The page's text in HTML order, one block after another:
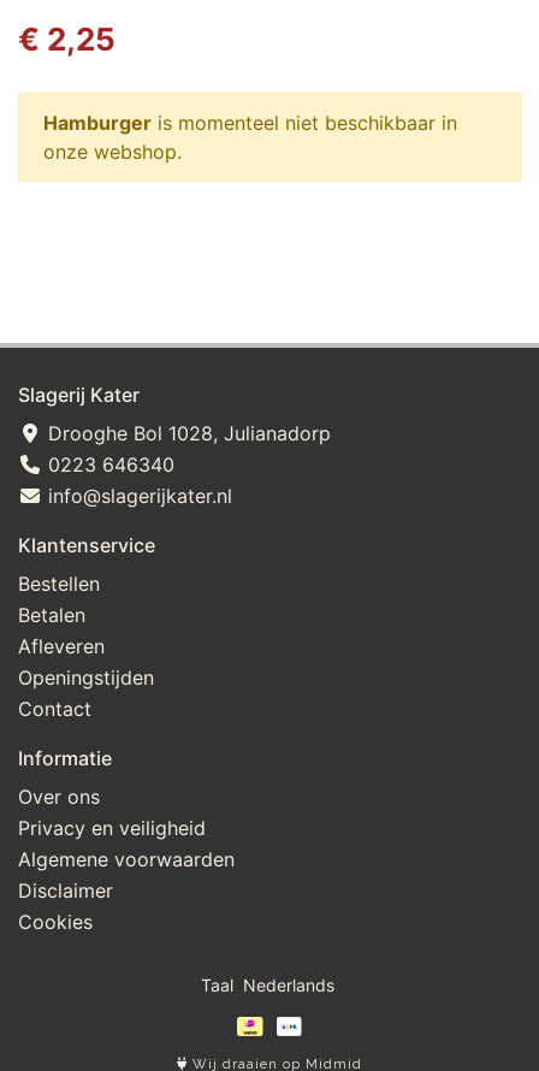
€ 2,25
Hamburger is momenteel niet beschikbaar in
onze webshop.
Slagerij Kater
Drooghe Bol 1028, Julianadorp
0223 646340
info@slagerijkater.nl
Klantenservice
Bestellen
Betalen
Afleveren
Openingstijden
Contact
Informatie
Over ons
Privacy en veiligheid
Algemene voorwaarden
Disclaimer
Cookies
Taal
Wij draaien op Midmid